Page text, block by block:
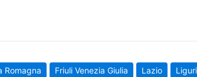
Romagna Friuli Venezia Giulia Lazio